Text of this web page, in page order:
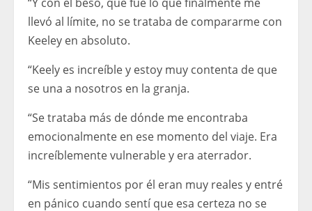
llevó al límite, no se trataba de compararme con
Keeley en absoluto.
“Keely es increíble y estoy muy contenta de que
se una a nosotros en la granja.
“Se trataba más de dónde me encontraba
emocionalmente en ese momento del viaje. Era
increíblemente vulnerable y era aterrador.
“Mis sentimientos por él eran muy reales y entré
en pánico cuando sentí que esa certeza no se